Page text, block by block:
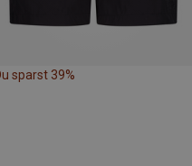
sparst 39%